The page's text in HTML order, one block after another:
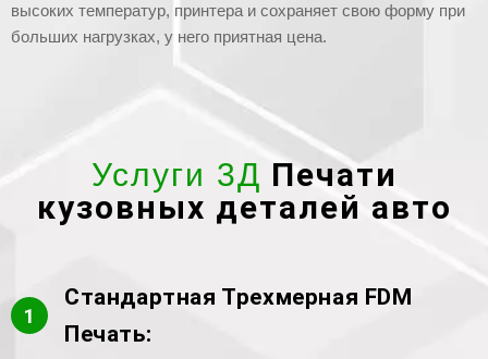
высоких температур, принтера и сохраняет свою форму при
больших нагрузках, у него приятная цена.
Услуги 3Д Печати
кузовных деталей авто
1
Стандартная Трехмерная FDM
Печать: